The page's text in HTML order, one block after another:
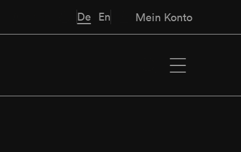
De En Mein Konto